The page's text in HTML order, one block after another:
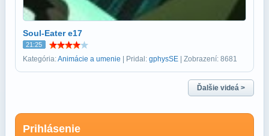
Soul-Eater e17
21:25
Kategória:Animácie a umenie | Pridal: gphysSE | Zobrazení: 8681
Ďalšie videá >
Prihlásenie